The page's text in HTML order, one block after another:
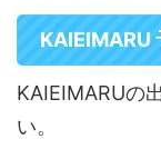
KAIEIMARU
KAIEIMARUの
い。